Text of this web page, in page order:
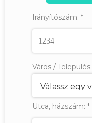
Irányítószám: *
Város / Település:
Utca, házszám: *